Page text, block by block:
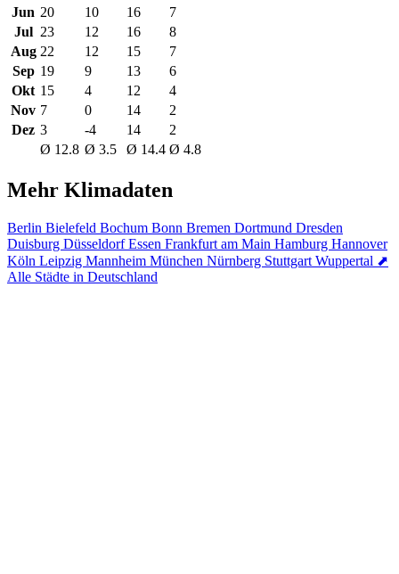
Jun 20 10 16
7
Jul 23 12 16
8
Aug 22 12 15
7
Sep 19 9 13
6
Okt 15 4 12
4
Nov 7 0 14
2
Dez 3 -4 14
2
Ø 12.8 Ø 3.5 Ø 14.4 Ø 4.8
Mehr Klimadaten
Berlin Bielefeld Bochum Bonn Bremen Dortmund Dresden
Duisburg DüsseldorfEssen Frankfurt am Main Hamburg Hannover
Köln Leipzig Mannheim München Nürnberg Stuttgart Wuppertal ⬈
Alle Städte in Deutschland